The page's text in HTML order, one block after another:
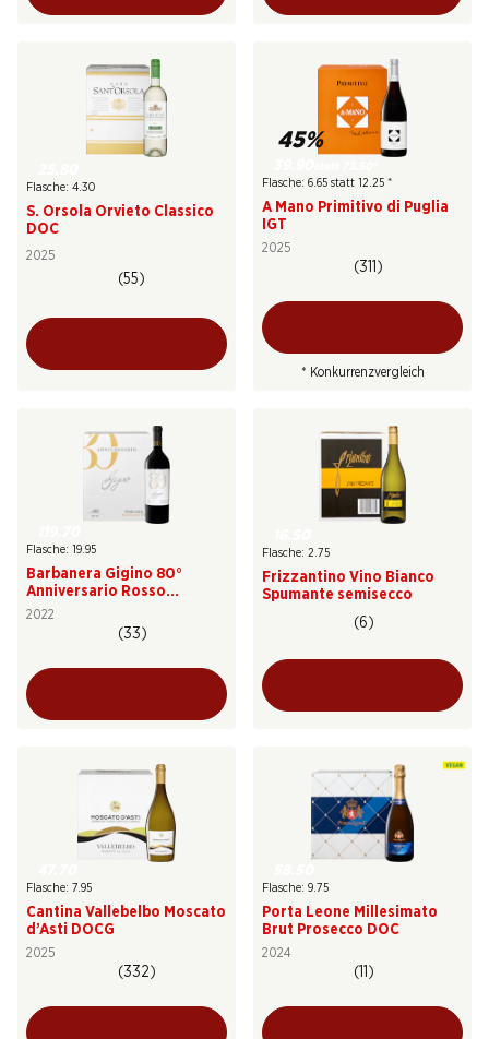
Flasche: 4.30
S. Orsola Orvieto Classico
DOC
2025
(55)
45%
Flasche: 6.65 statt 12.25 *
A Mano Primitivo di Puglia
IGT
2025
(311)
* Konkurrenzvergleich
Flasche: 19.95
Barbanera Gigino 80°
Anniversario Rosso
Toscana IGT
2022
(33)
Flasche: 2.75
Frizzantino Vino Bianco
Spumante semisecco
(6)
Flasche: 7.95
Cantina Vallebelbo Moscato
d’Asti DOCG
2025
(332)
Flasche: 9.75
Porta Leone Millesimato
Brut Prosecco DOC
2024
(11)